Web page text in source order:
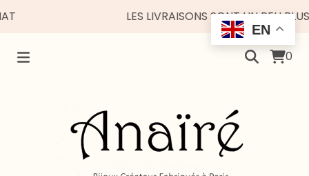
LES LIVRAISONS SONT UN PEU PLUS
0
EN